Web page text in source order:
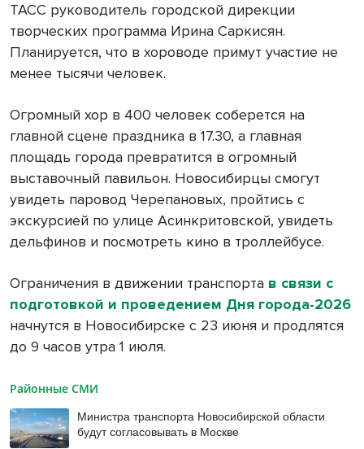
ТАСС руководитель городской дирекции
творческих программа Ирина Саркисян.
Планируется, что в хороводе примут участие не
менее тысячи человек.
Огромный хор в 400 человек соберется на
главной сцене праздника в 17.30, а главная
площадь города превратится в огромный
выставочный павильон. Новосибирцы смогут
увидеть паровод Черепановых, пройтись с
экскурсией по улице Асинкритовской, увидеть
дельфинов и посмотреть кино в троллейбусе.
Ограничения в движении транспорта в связи с
подготовкой и проведением Дня города-2026
начнутся в Новосибирске с 23 июня и продлятся
до 9 часов утра 1 июля.
Районные СМИ
Министра транспорта Новосибирской области
будут согласовывать в Москве